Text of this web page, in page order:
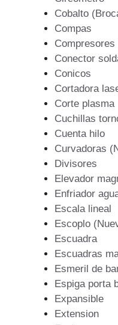
Cobalto
Compas
Conector
Conicos
Cortadora
Corte plasma
Cuchillas
Cuenta hilo
Curvadoras
Divisores
Elevador
Enfriador
Escala lineal
Escoplo
Escuadra
Escuadras
Esmeril de
Espiga porta
Expansible
Extension